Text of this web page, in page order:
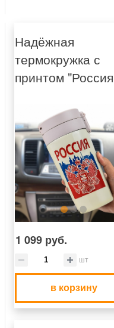
Надёжная
термокружка с
принтом
1 099 руб.
шт
в корзину